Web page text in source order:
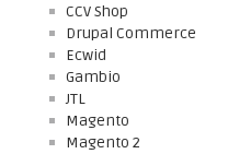
CCV Shop
Drupal Commerce
Ecwid
Gambio
JTL
Magento
Magento 2